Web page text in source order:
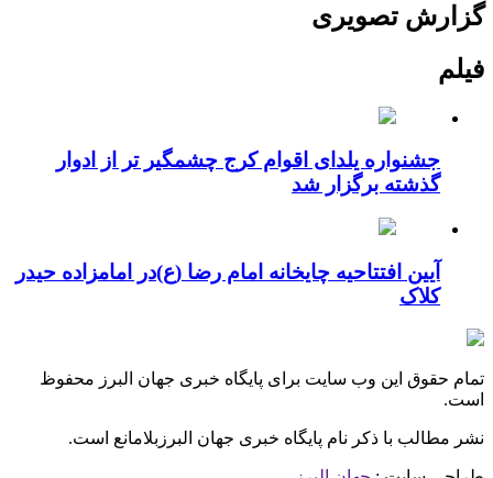
گزارش تصویری
فیلم
جشنواره یلدای اقوام کرج چشمگیر تر از ادوار
گذشته برگزار شد
آیین افتتاحیه چایخانه امام رضا (ع)در امامزاده حیدر
کلاک
تمام حقوق این وب سایت برای پایگاه خبری جهان البرز محفوظ
است.
نشر مطالب با ذکر نام پایگاه خبری جهان البرزبلامانع است.